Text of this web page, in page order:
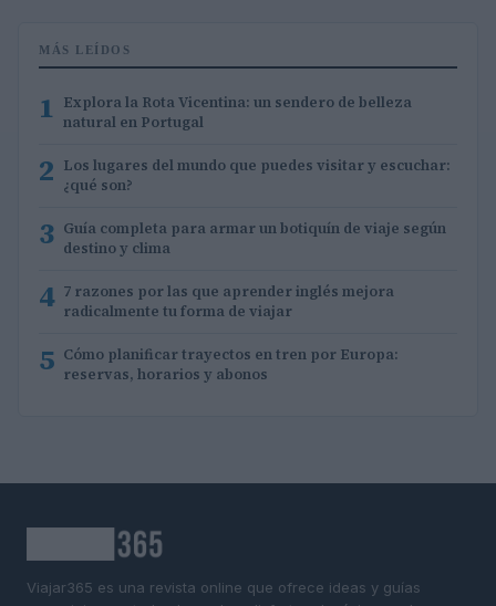
MÁS LEÍDOS
1 Explora la Rota Vicentina: un sendero de belleza
natural en Portugal
2 Los lugares del mundo que puedes visitar y escuchar:
¿qué son?
3 Guía completa para armar un botiquín de viaje según
destino y clima
4 7 razones por las que aprender inglés mejora
radicalmente tu forma de viajar
5 Cómo planificar trayectos en tren por Europa:
reservas, horarios y abonos
Viajar365 es una revista online que ofrece ideas y guías